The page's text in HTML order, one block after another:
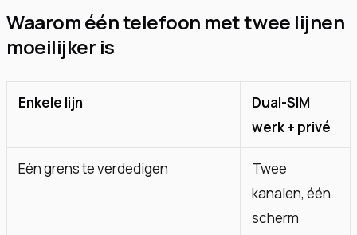
Waarom één telefoon met twee lijnen
moeilijker is
Enkele lijn
Dual-SIM
werk + privé
Eén grens te verdedigen
Twee
kanalen, één
scherm